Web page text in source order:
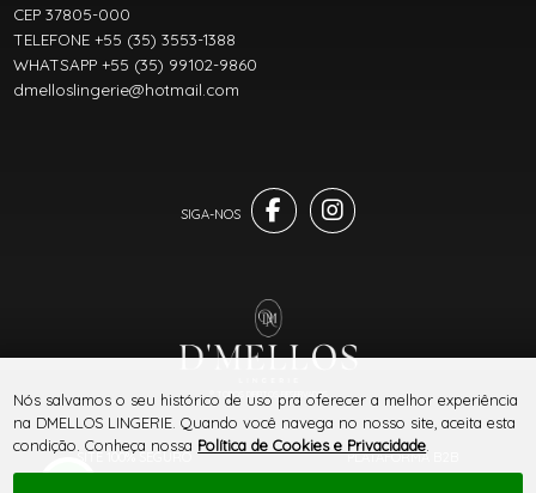
SITE 100% SEGURO PLATAFORMA B2B
CEP 37805-000
TELEFONE +55 (35) 3553-1388
WHATSAPP +55 (35) 99102-9860
dmelloslingerie@hotmail.com
® TODOS DIREITOS RESERVADOS
Nós salvamos o seu histórico de uso pra oferecer a melhor experiência
na DMELLOS LINGERIE. Quando você navega no nosso site, aceita esta
condição. Conheça nossa Política de Cookies e Privacidade